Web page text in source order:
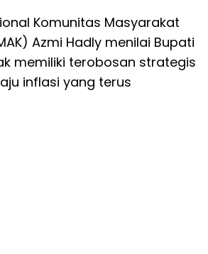
Komunitas Masyarakat
Azmi Hadly menilai Bupati
memiliki terobosan strategis
inflasi yang terus